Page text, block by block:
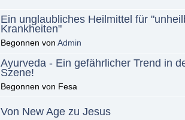
Ein unglaubliches Heilmittel für
Krankheiten"
Begonnen von Admin
Ayurveda - Ein gefährlicher Trend in
Szene!
Begonnen von Fesa
Von New Age zu Jesus